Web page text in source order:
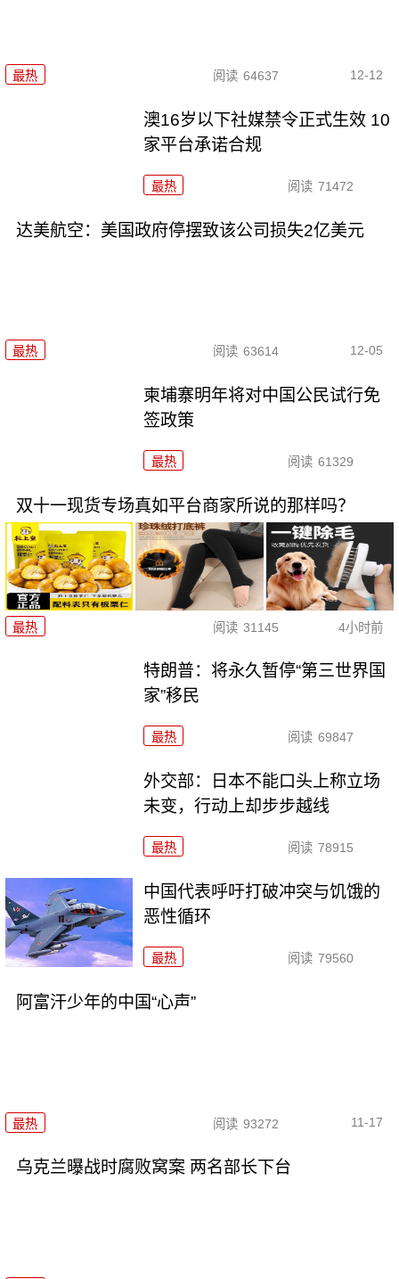
最热 阅读 64637 12-12
澳16岁以下社媒禁令正式生效 10
家平台承诺合规
最热 阅读 71472
达美航空：美国政府停摆致该公司损失2亿美元
最热 阅读 63614 12-05
柬埔寨明年将对中国公民试行免
签政策
最热 阅读 61329
双十一现货专场真如平台商家所说的那样吗？
最热 阅读 31145 4小时前
特朗普：将永久暂停“第三世界国
家”移民
最热 阅读 69847
外交部：日本不能口头上称立场
未变，行动上却步步越线
最热 阅读 78915
中国代表呼吁打破冲突与饥饿的
恶性循环
最热 阅读 79560
阿富汗少年的中国“心声”
最热 阅读 93272 11-17
乌克兰曝战时腐败窝案 两名部长下台